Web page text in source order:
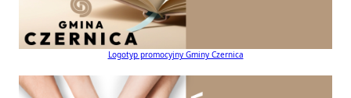
Logotyp promocyjny Gminy Czernica